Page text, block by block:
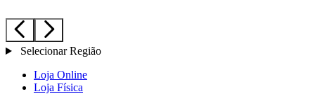
Selecionar Região
Loja Online
Loja Física